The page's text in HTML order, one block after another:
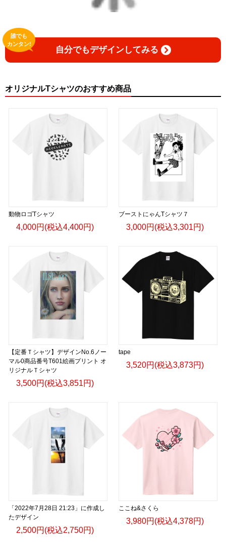
自分でもデザインしてみる
誰でも
カンタン!
オリジナルTシャツのおすすめ商品
動物ロゴTシャツ
4,000円(税込4,400円)
ブーストにゃんTシャツ７
3,000円(税込3,301円)
【定番Ｔシャツ】デザインNo.6ノー
マル0商品番号T601絵画プリント オ
リジナルＴシャツ
3,500円(税込3,851円)
tape
3,520円(税込3,873円)
「2022年7月28日 21:23」に作成し
たデザイン
2,500円(税込2,750円)
ここね&さくら
3,980円(税込4,378円)